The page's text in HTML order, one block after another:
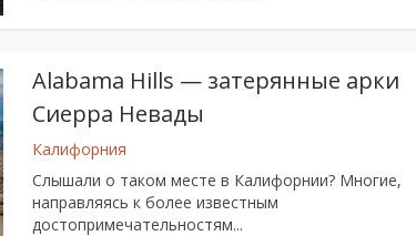
Alabama Hills — затерянные арки
Сиерра Невады
Калифорния
Слышали о таком месте в Калифорнии? Многие,
направляясь к более известным
достопримечательностям...